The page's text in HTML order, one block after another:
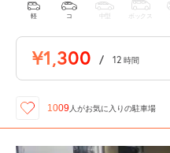
軽 コ 中型 ボックス
¥1,300 / 12 時間
1009人がお気に入りの駐車場